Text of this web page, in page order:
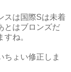
スは国際Sは未着
とはブロンズだ
ね。
ちょい修正しま